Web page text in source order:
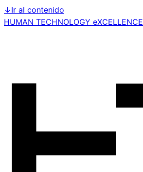
↓Ir al contenido
HUMAN TECHNOLOGY eXCELLENCE